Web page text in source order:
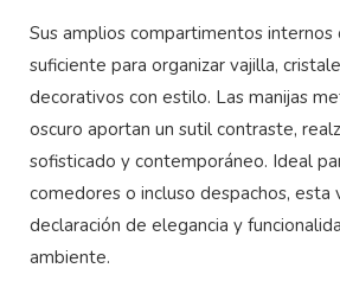
Sus amplios compartimentos internos
suficiente para organizar vajilla,
decorativos con estilo. Las manijas
oscuro aportan un sutil contraste,
sofisticado y contemporáneo. Ideal
comedores o incluso despachos, esta
declaración de elegancia y
ambiente.